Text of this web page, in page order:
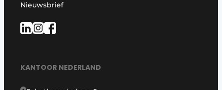
Nieuwsbrief
KANTOOR NEDERLAND